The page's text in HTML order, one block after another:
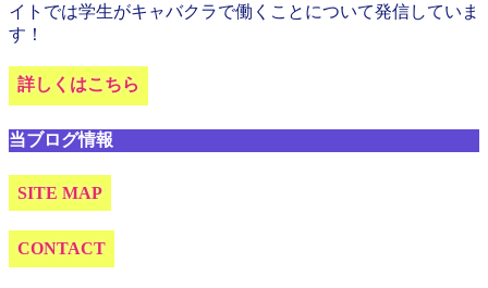
イトでは学生がキャバクラで働くことについて発信していま
す！
詳しくはこちら
当ブログ情報
SITE MAP
CONTACT